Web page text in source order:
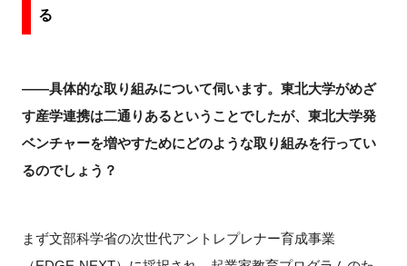
る
――具体的な取り組みについて伺います。東北大学がめざ
す産学連携は二通りあるということでしたが、東北大学発
ベンチャーを増やすためにどのような取り組みを行ってい
るのでしょう？
まず文部科学省の次世代アントレプレナー育成事業